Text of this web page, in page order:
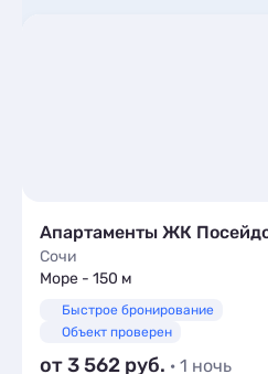
Сочи
Море - 150 м
Быстрое бронирование
Объект проверен
от 3 562 · 1 ночь